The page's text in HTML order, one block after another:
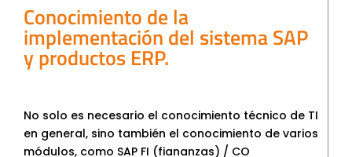
Conocimiento de la
implementación del sistema SAP
y productos ERP.
No solo es necesario el conocimiento técnico de TI
en general, sino también el conocimiento de varios
módulos, como SAP FI (fiananzas) / CO